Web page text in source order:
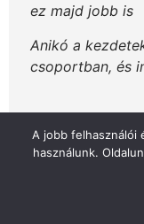
ez majd jobb is
Anikó a
csoportban, és
Anikó
A jobb felhasználói
használunk.